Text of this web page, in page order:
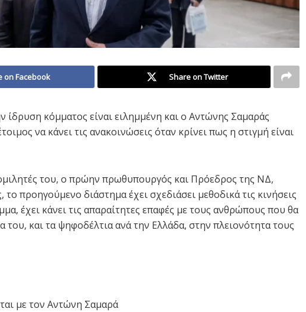
on Facebook Share on Twitter
ίδρυση κόμματος είναι ειλημμένη και ο Αντώνης Σαμαράς
να κάνει τις ανακοινώσεις όταν κρίνει πως η στιγμή είναι
του, ο πρώην πρωθυπουργός και Πρόεδρος της ΝΔ,
προηγούμενο διάστημα έχει σχεδιάσει μεθοδικά τις κινήσεις
έχει κάνει τις απαραίτητες επαφές με τους ανθρώπους που θα
του, και τα ψηφοδέλτια ανά την Ελλάδα, στην πλειονότητα τους
με τον Αντώνη Σαμαρά